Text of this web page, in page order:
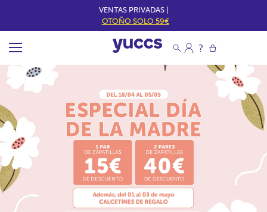
VENTAS PRIVADAS |
OTOÑO SOLO 59€